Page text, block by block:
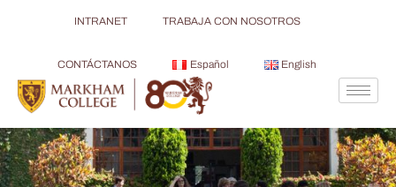
INTRANET TRABAJA CON NOSOTROS
CONTÁCTANOS Español English